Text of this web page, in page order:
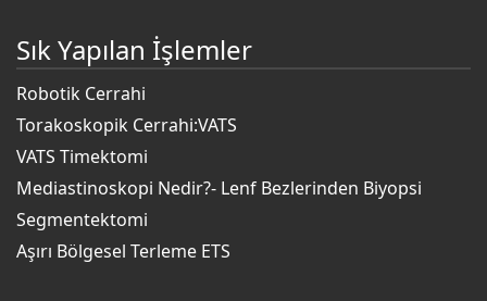
Sık Yapılan İşlemler
Robotik Cerrahi
Torakoskopik Cerrahi:VATS
VATS Timektomi
Mediastinoskopi Nedir?- Lenf Bezlerinden Biyopsi
Segmentektomi
Aşırı Bölgesel Terleme ETS